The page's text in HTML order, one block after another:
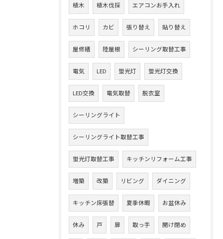
植木 植木伐採 エアコンお手入れ
ホコリ カビ 張り替え 貼り替え
屋修繕 陸屋根 シーリング取替工事
電気 LED 蛍光灯 蛍光灯交換
LED交換 電気取替 脱衣室
シーリングライト
シーリングライト取替工事
蛍光灯取替工事 キッチンリフォーム工事
増築 改築 リビング ダイニング
キッチン床張替 夏季休暇 お盆休み
休み 戸 扉 取っ手 開け閉め